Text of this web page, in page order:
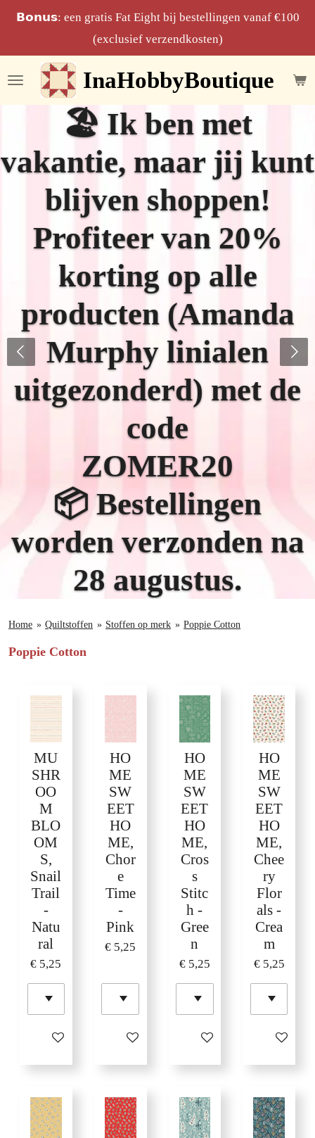
Ga
de
hoofdinhoud
InaHobbyBoutique
𝗕𝗼𝗻𝘂𝘀: een gratis Fat Eight bij bestellingen vanaf €100
(exclusief verzendkosten)
🏖️ Ik ben met
vakantie, maar jij kunt
blijven shoppen!
Profiteer van 20%
korting op alle
producten (Amanda
Murphy linialen
uitgezonderd) met de
code
ZOMER20
📦 Bestellingen
worden verzonden na
28 augustus.
Home » Quiltstoffen » Stoffen op merk » Poppie Cotton
Poppie Cotton
MU
SHR
OO
M
BLO
OM
S,
Snail
Trail
-
Natu
ral
€ 5,25
In winkelwagen
HO
ME
SW
EET
HO
ME,
Chor
e
Time
-
Pink
€ 5,25
In winkelwagen
HO
ME
SW
EET
HO
ME,
Cros
s
Stitc
h -
Gree
n
€ 5,25
In winkelwagen
HO
ME
SW
EET
HO
ME,
Chee
ry
Flor
als -
Crea
m
€ 5,25
In